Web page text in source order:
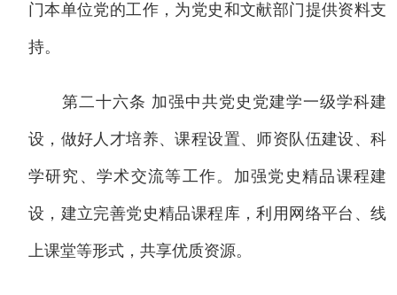
门本单位党的工作，为党史和文献部门提供资料支
持。
第二十六条 加强中共党史党建学一级学科建
设，做好人才培养、课程设置、师资队伍建设、科
学研究、学术交流等工作。加强党史精品课程建
设，建立完善党史精品课程库，利用网络平台、线
上课堂等形式，共享优质资源。